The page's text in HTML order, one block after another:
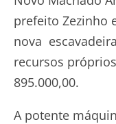
prefeito Zezinho
nova
recursos
895.000,00.
A potente